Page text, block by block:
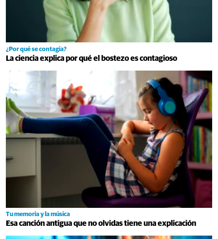
¿Por qué se contagia?
La ciencia explica por qué el bostezo es contagioso
Tu memoria y la música
Esa canción antigua que no olvidas tiene una explicación